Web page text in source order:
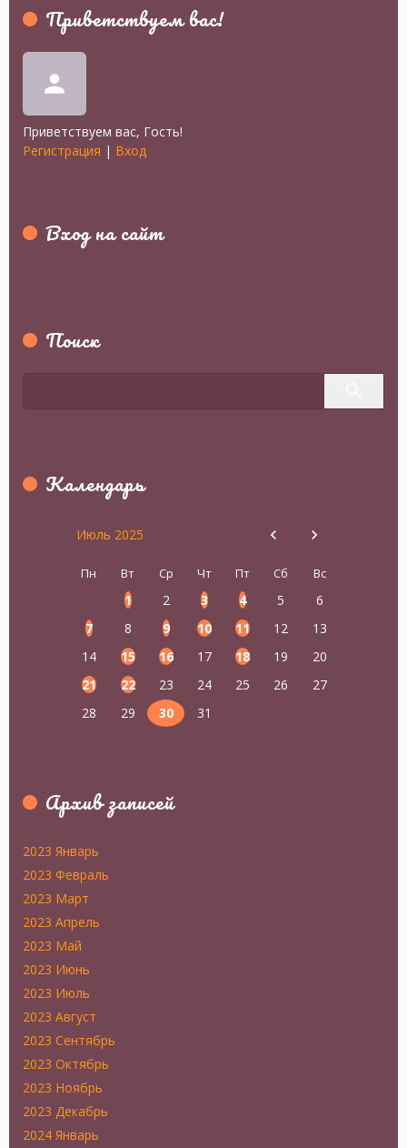
Приветствуем вас!
person
Приветствуем вас, Гость!
Регистрация | Вход
Вход на сайт
Поиск
Календарь
Июль 2025
Пн Вт Ср Чт Пт Сб Вс
1 2 3 4 5
6
7
8 9 10 11 12
13
14
15 16 17 18 19
20
21
22 23 24 25 26
27
28
29 30 31
Архив записей
2023 Январь
2023 Февраль
2023 Март
2023 Апрель
2023 Май
2023 Июнь
2023 Июль
2023 Август
2023 Сентябрь
2023 Октябрь
2023 Ноябрь
2023 Декабрь
2024 Январь